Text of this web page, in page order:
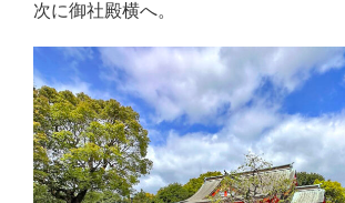
次に御社殿横へ。